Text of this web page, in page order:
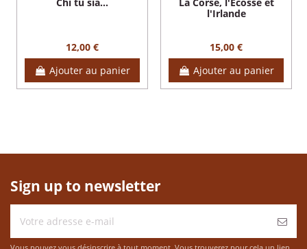
12,00 €
Ajouter au panier
l'Irlande
15,00 €
Ajouter au panier
Sign up to newsletter